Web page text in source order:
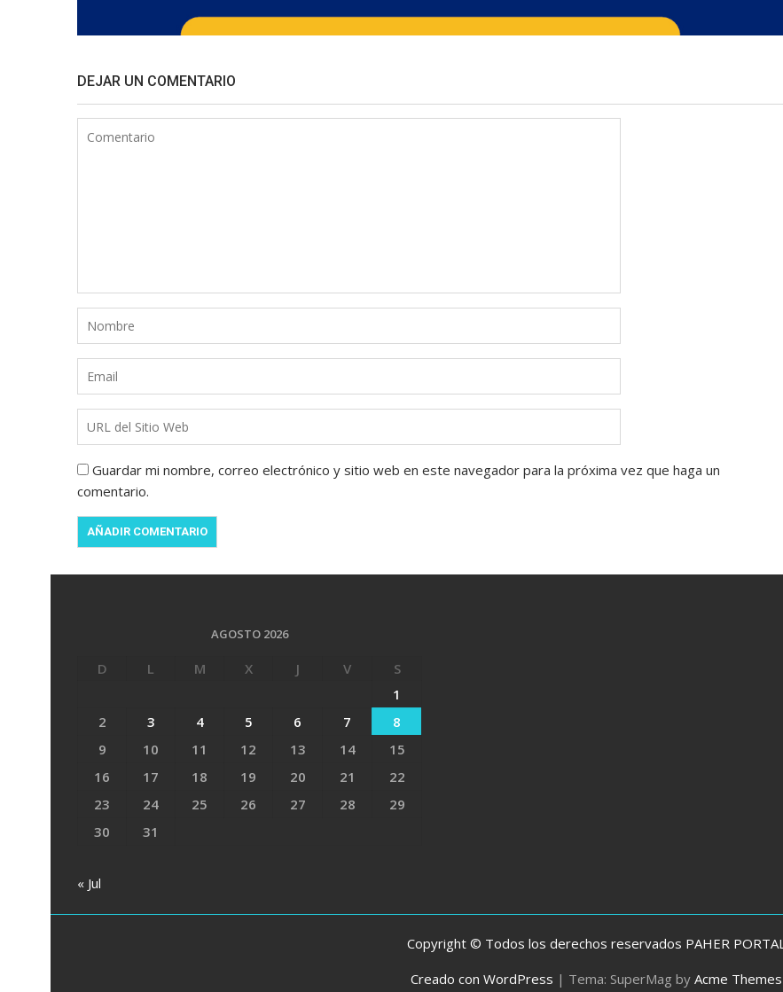
DEJAR UN COMENTARIO
Guardar mi nombre, correo electrónico y sitio web en este navegador para la próxima vez que haga un
comentario.
AGOSTO 2026
D L M X J V
S
1
2
3 4 5 6 7
8
9
10 11 12 13 14
15
16
17 18 19 20 21
22
23
24 25 26 27 28
29
30
31
« Jul
Copyright © Todos los derechos reservados PAHER PORTAL
Creado con WordPress | Tema: SuperMag by Acme Themes